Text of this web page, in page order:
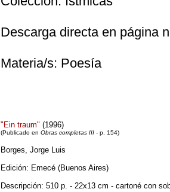
Descarga directa en página
Materia/s: Poesía
"Ein traum" (1996)
(Publicado en Obras completas III - p. 154)
Borges, Jorge Luis
Edición: Emecé (Buenos Aires)
Descripción: 510 p. - 22x13 cm - cartoné con